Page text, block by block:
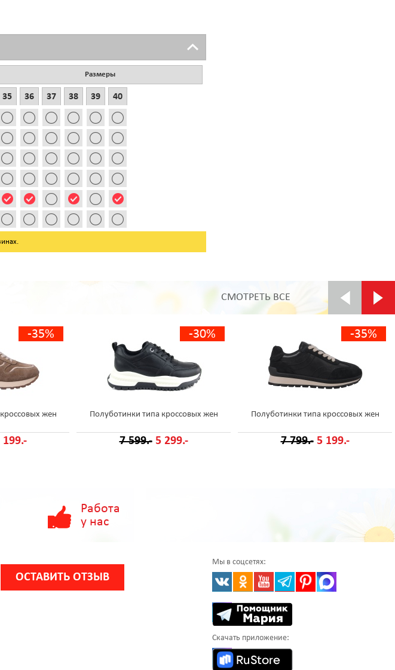
Размеры
35 36 37 38 39 40
СМОТРЕТЬ ВСЕ
-35%
жен
199.-
-30%
Полуботинки типа кроссовых жен
7 599.- 5 299.-
-35%
Полуботинки типа кроссовых жен
7 799.- 5 199.-
Работа
у нас
ОСТАВИТЬ ОТЗЫВ
Мы в соцсетях:
Скачать приложение: